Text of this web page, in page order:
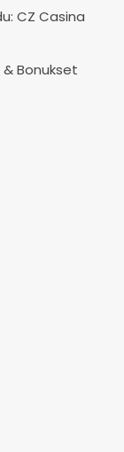
CZ Casina
Bonukset